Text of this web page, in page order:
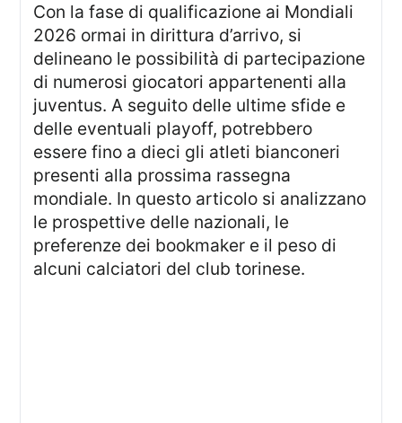
Con la fase di qualificazione ai Mondiali
2026 ormai in dirittura d’arrivo, si
delineano le possibilità di partecipazione
di numerosi giocatori appartenenti alla
juventus. A seguito delle ultime sfide e
delle eventuali playoff, potrebbero
essere fino a dieci gli atleti bianconeri
presenti alla prossima rassegna
mondiale. In questo articolo si analizzano
le prospettive delle nazionali, le
preferenze dei bookmaker e il peso di
alcuni calciatori del club torinese.